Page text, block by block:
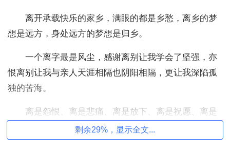
离开承载快乐的家乡，满眼的都是乡愁，离乡的梦
想是远方，身处远方的梦想是归乡。
一个离字最是风尘，感谢离别让我学会了坚强，亦
恨离别让我与亲人天涯相隔也阴阳相隔，更让我深陷孤
独的苦海。
离是怨恨、离是悲痛、离是放下、离是祝愿、离是
归于自然，我于一场场离别中成长，我们有缘结识，却
终究在人潮人海中永别，虽万分不舍，可天道无情。
剩余29%，显示全文...